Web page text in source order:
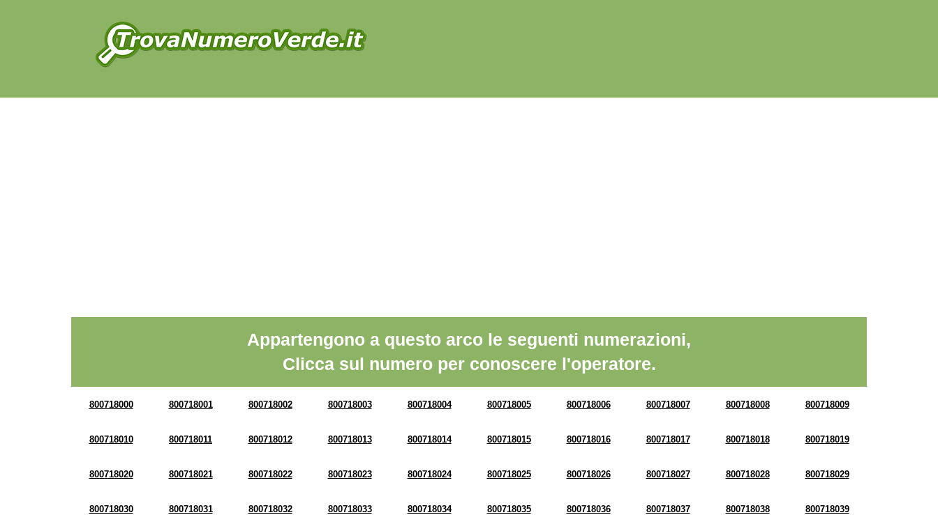
Appartengono a questo arco le seguenti numerazioni,
Clicca sul numero per conoscere l'operatore.
800718000 800718001 800718002 800718003 800718004 800718005 800718006 800718007 800718008 800718009
800718010 800718011 800718012 800718013 800718014 800718015 800718016 800718017 800718018 800718019
800718020 800718021 800718022 800718023 800718024 800718025 800718026 800718027 800718028 800718029
800718030 800718031 800718032 800718033 800718034 800718035 800718036 800718037 800718038 800718039